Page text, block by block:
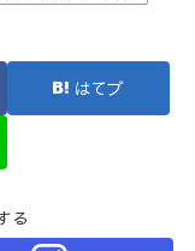
はてブ
る